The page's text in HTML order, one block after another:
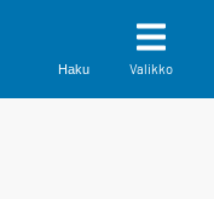
Haku Valikko